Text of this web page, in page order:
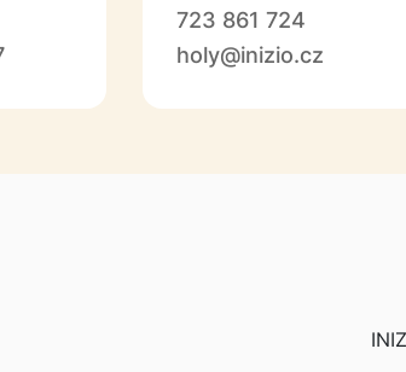
723 861 724
holy@inizio.cz